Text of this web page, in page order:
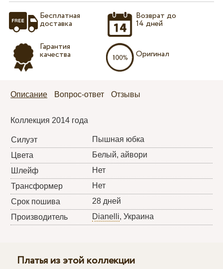
Бесплатная
доставка
Гарантия
качества
Возврат до
14 дней
Оригинал
Описание Вопрос-ответ Отзывы
Коллекция 2014 года
Силуэт
Пышная юбка
Цвета
Белый, айвори
Шлейф
Нет
Трансформер
Нет
Срок пошива
28 дней
Производитель
Dianelli, Украина
Платья из этой коллекции